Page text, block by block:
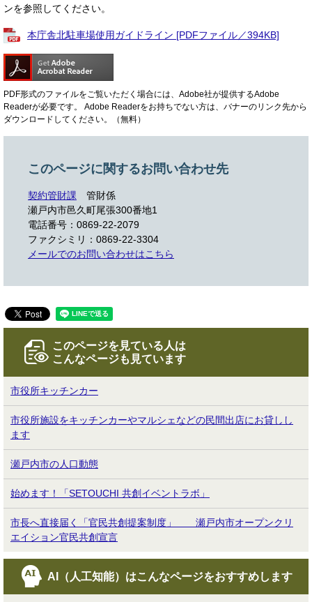
ンを参照してください。
本庁舎北駐車場使用ガイドライン [PDFファイル／394KB]
PDF形式のファイルをご覧いただく場合には、Adobe社が提供するAdobe
Readerが必要です。
Adobe Readerをお持ちでない方は、バナーのリンク先から
ダウンロードしてください。（無料）
このページに関するお問い合わせ先
契約管財課
管財係
瀬戸内市邑久町尾張300番地1
電話番号：0869-22-2079
ファクシミリ：0869-22-3304
メールでのお問い合わせはこちら
このページを見ている人は
こんなページも見ています
市役所キッチンカー
市役所施設をキッチンカーやマルシェなどの民間出店にお貸しし
ます
瀬戸内市の人口動態
始めます！「SETOUCHI 共創イベントラボ」
市長へ直接届く「官民共創提案制度」 瀬戸内市オープンクリ
エイション官民共創宣言
AI（人工知能）はこんなページをおすすめします